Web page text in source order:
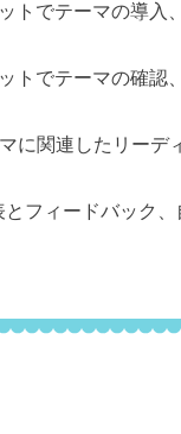
トでテーマの導入
トでテーマの確認
に関連したリーデ
フィードバック、